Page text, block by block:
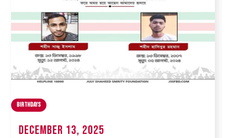
Birthdays
December 13, 2025